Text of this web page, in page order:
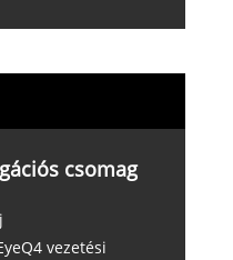
csomag
vezetési